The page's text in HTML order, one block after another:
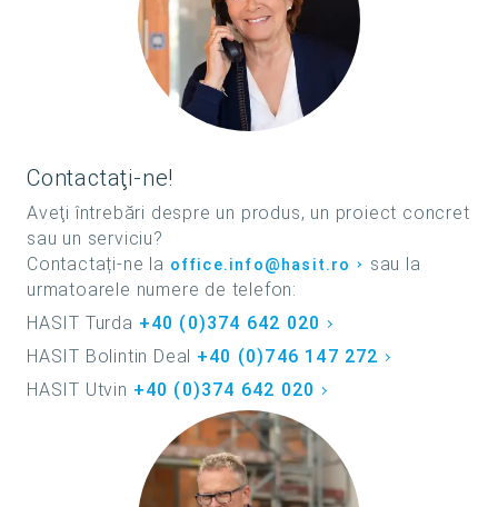
Contactaţi-ne!
Aveţi întrebări despre un produs, un proiect concret
sau un serviciu?
Contactați-ne la office.info@hasit.ro
sau la
urmatoarele numere de telefon:
HASIT Turda +40 (0)374 642 020
HASIT Bolintin Deal +40 (0)746 147 272
HASIT Utvin +40 (0)374 642 020